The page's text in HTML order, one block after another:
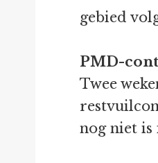
gebied
PMD-
Twee
nog niet is